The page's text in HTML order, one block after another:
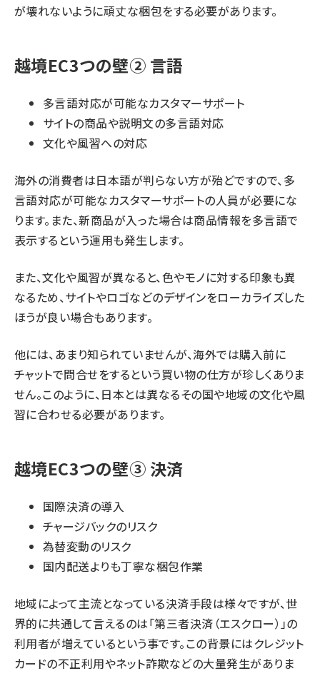
が壊れないように頑丈な梱包をする必要があります。
越境EC3つの壁② 言語
多言語対応が可能なカスタマーサポート
サイトの商品や説明文の多言語対応
文化や風習への対応
海外の消費者は日本語が判らない方が殆どですので、多
言語対応が可能なカスタマーサポートの人員が必要にな
ります。また、新商品が入った場合は商品情報を多言語で
表示するという運用も発生します。
また、文化や風習が異なると、色やモノに対する印象も異
なるため、サイトやロゴなどのデザインをローカライズした
ほうが良い場合もあります。
他には、あまり知られていませんが、海外では購入前に
チャットで問合せをするという買い物の仕方が珍しくありま
せん。このように、日本とは異なるその国や地域の文化や風
習に合わせる必要があります。
越境EC3つの壁③ 決済
国際決済の導入
チャージバックのリスク
為替変動のリスク
国内配送よりも丁寧な梱包作業
地域によって主流となっている決済手段は様々ですが、世
界的に共通して言えるのは「第三者決済（エスクロー）」の
利用者が増えているという事です。この背景にはクレジット
カードの不正利用やネット詐欺などの大量発生がありま